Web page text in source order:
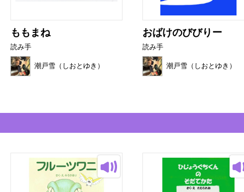
ももまね
読み手
潮戸雪（しおとゆき）
おばけのびびりー
読み手
潮戸雪（しおとゆき）